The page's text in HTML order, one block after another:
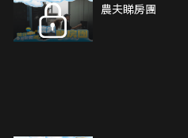
農夫睇房團